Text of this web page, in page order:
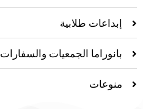
إبداعات طلابية
بانوراما الجمعيات والسفارات
منوعات